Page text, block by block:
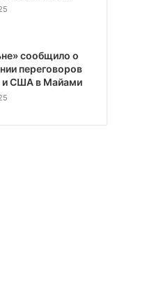
сообщило о
переговоров
и США в Майами